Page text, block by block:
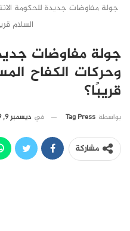
جولة مفاوضات جديدة للحكومة
السلام
جولة مفاوضات
وحركات الكفاح
قريبًا؟
بواسطة Tag Press في ديسمبر 9, 2019
مشاركة